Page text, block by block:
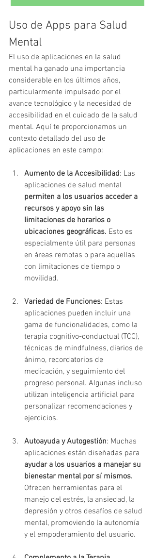
Uso de Apps para Salud
Mental
El uso de aplicaciones en la salud
mental ha ganado una importancia
considerable en los últimos años,
particularmente impulsado por el
avance tecnológico y la necesidad de
accesibilidad en el cuidado de la salud
mental. Aquí te proporcionamos un
contexto detallado del uso de
aplicaciones en este campo:
Aumento de la Accesibilidad: Las
aplicaciones de salud mental
permiten a los usuarios acceder a
recursos y apoyo sin las
limitaciones de horarios o
ubicaciones geográficas. Esto es
especialmente útil para personas
en áreas remotas o para aquellas
con limitaciones de tiempo o
movilidad.
Variedad de Funciones: Estas
aplicaciones pueden incluir una
gama de funcionalidades, como la
terapia cognitivo-conductual (TCC),
técnicas de mindfulness, diarios de
ánimo, recordatorios de
medicación, y seguimiento del
progreso personal. Algunas incluso
utilizan inteligencia artificial para
personalizar recomendaciones y
ejercicios.
Autoayuda y Autogestión: Muchas
aplicaciones están diseñadas para
ayudar a los usuarios a manejar su
bienestar mental por sí mismos.
Ofrecen herramientas para el
manejo del estrés, la ansiedad, la
depresión y otros desafíos de salud
mental, promoviendo la autonomía
y el empoderamiento del usuario.